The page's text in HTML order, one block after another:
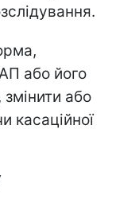
або його
або
касаційної